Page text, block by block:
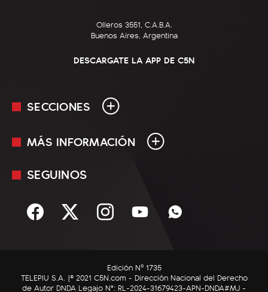
Olleros 3551, C.A.B.A.
Buenos Aires, Argentina
DESCARGATE LA APP DE C5N
SECCIONES
En Vivo
Sociedad
C5N Autos
MÁS INFORMACIÓN
Mediakit
Términos y condiciones
SEGUINOS
Edición Nº 1735
TELEPIU S.A. |© 2021 C5N.com - Dirección Nacional del Derecho
de Autor DNDA Legajo N°: RL-2024-31679423-APN-DNDA#MJ -